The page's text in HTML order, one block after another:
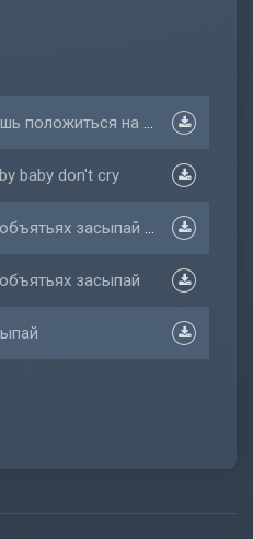
на меня засыпай
baby don't cry
засыпай (Seewoow Remix)
засыпай